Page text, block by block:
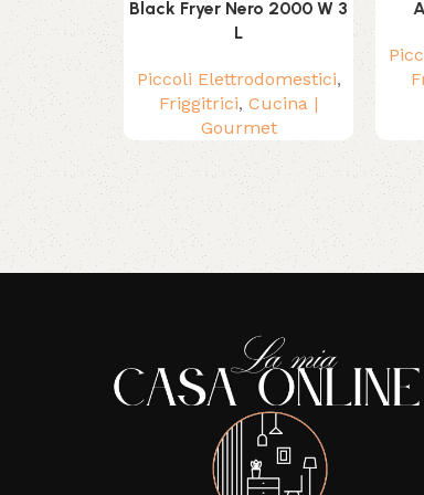
Black Fryer Nero 2000 W 3
L
Piccoli Elettrodomestici,
Friggitrici, Cucina |
Gourmet
Read More